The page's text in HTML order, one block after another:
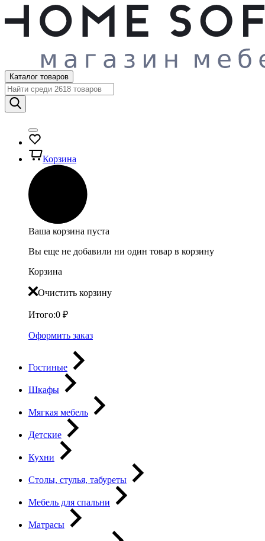
Каталог товаров
Корзина
Ваша корзина пуста
Вы еще не добавили ни один товар в корзину
Корзина
Очистить корзину
Итого:0 ₽
Оформить заказ
Гостиные
Шкафы
Мягкая мебель
Детские
Кухни
Столы, стулья, табуреты
Мебель для спальни
Матрасы